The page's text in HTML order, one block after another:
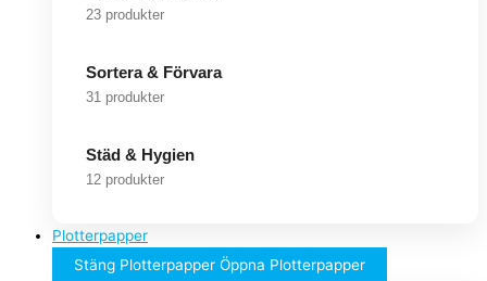
23 produkter
Sortera & Förvara
31 produkter
Städ & Hygien
12 produkter
Plotterpapper
Stäng Plotterpapper Öppna Plotterpapper